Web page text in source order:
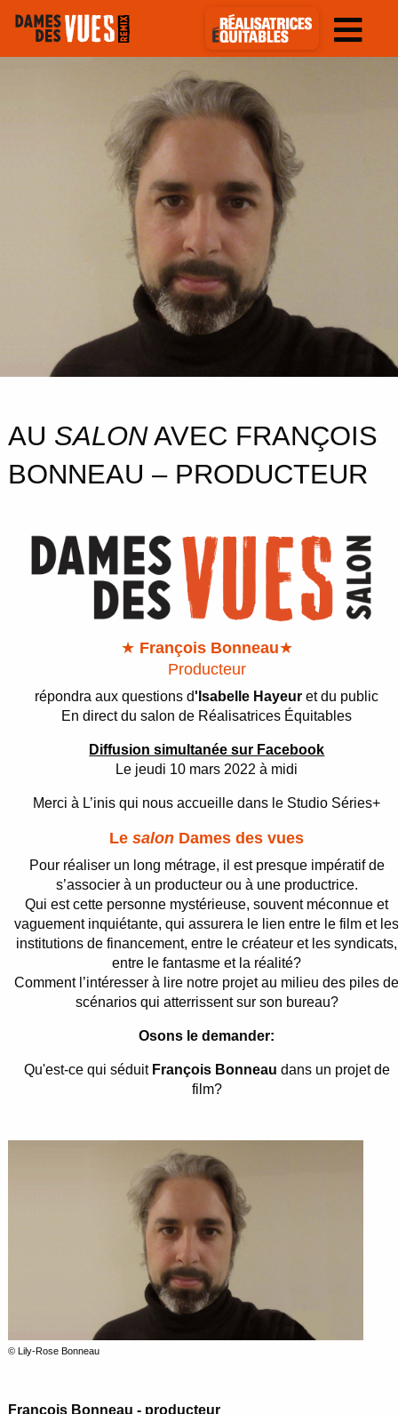
AU SALONAVEC FRANÇOIS
BONNEAU – PRODUCTEUR
★ François Bonneau★
Producteur
répondra aux questions d'Isabelle Hayeur et du public
En direct du salon de Réalisatrices Équitables
Diffusion simultanée sur Facebook
Le jeudi 10 mars 2022 à midi
Merci à L’inis qui nous accueille dans le Studio Séries+
Lesalon Dames des vues
Pour réaliser un long métrage, il est presque impératif de
s’associer à un producteur ou à une productrice.
Qui est cette personne mystérieuse, souvent méconnue et
vaguement inquiétante, qui assurera le lien entre le film et
institutions de financement, entre le créateur et les syndicats,
entre le fantasme et la réalité?
Comment l’intéresser à lire notre projet au milieu des piles
scénarios qui atterrissent sur son bureau?
Osons le demander:
Qu'est-ce qui séduit François Bonneau dans un projet de
film?
© Lily-Rose Bonneau
François Bonneau - producteur